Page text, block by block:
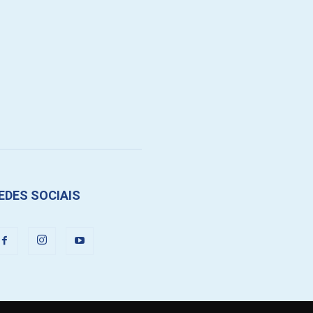
SOCIAIS